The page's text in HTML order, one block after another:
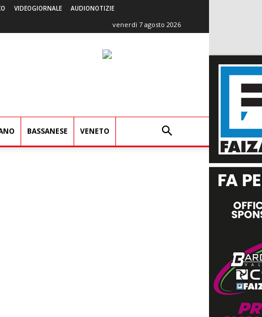
VIDEOGIORNALE AUDIONOTIZIE
venerdì 7 agosto 2026
BASSANESE VENETO